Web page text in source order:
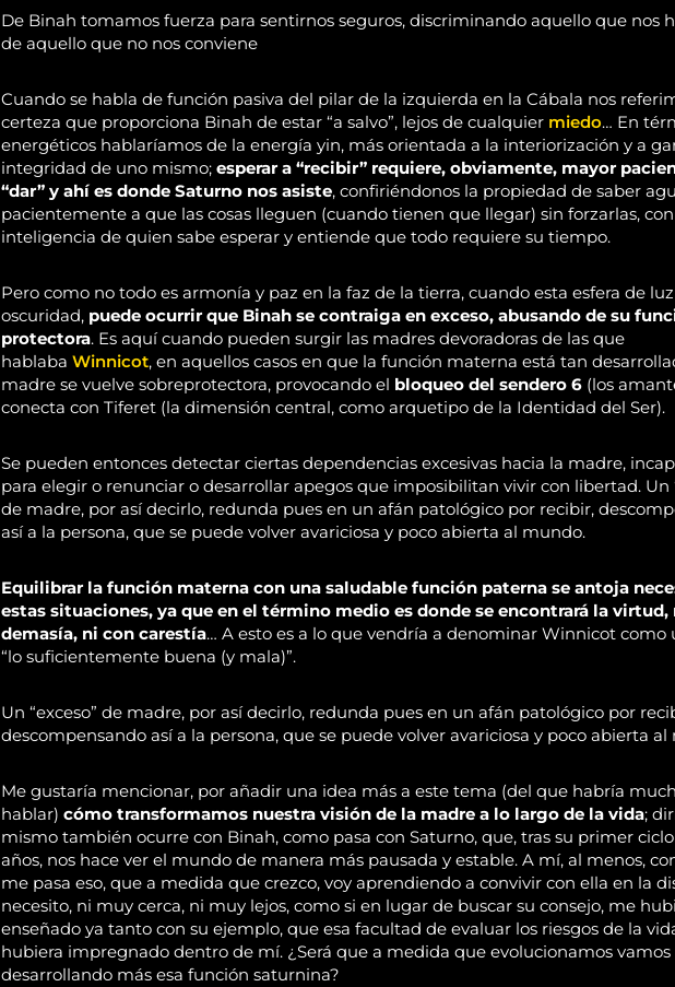
De Binah tomamos fuerza para sentirnos seguros, discriminando aquello que nos
de aquello que no nos conviene
Cuando se habla de función pasiva del pilar de la izquierda en la Cábala nos
certeza que proporciona Binah de estar “a salvo”, lejos de cualquier miedo… En
energéticos hablaríamos de la energía yin, más orientada a la interiorización y a
integridad de uno mismo; esperar a “recibir” requiere, obviamente, mayor
“dar” y ahí es donde Saturno nos asiste, confiriéndonos la propiedad de saber
pacientemente a que las cosas lleguen (cuando tienen que llegar) sin forzarlas,
inteligencia de quien sabe esperar y entiende que todo requiere su tiempo.
Pero como no todo es armonía y paz en la faz de la tierra, cuando esta esfera de
oscuridad, puede ocurrir que Binah se contraiga en exceso, abusando de su
protectora. Es aquí cuando pueden surgir las madres devoradoras de las que
hablaba Winnicot, en aquellos casos en que la función materna está tan
madre se vuelve sobreprotectora, provocando el bloqueo del sendero 6 (los
conecta con Tiferet (la dimensión central, como arquetipo de la Identidad del Ser).
Se pueden entonces detectar ciertas dependencias excesivas hacia la madre,
para elegir o renunciar o desarrollar apegos que imposibilitan vivir con libertad. Un
de madre, por así decirlo, redunda pues en un afán patológico por recibir,
así a la persona, que se puede volver avariciosa y poco abierta al mundo.
Equilibrar la función materna con una saludable función paterna se antoja
estas situaciones, ya que en el término medio es donde se encontrará la virtud,
demasía, ni con carestía… A esto es a lo que vendría a denominar Winnicot como
“lo suficientemente buena (y mala)”.
Un “exceso” de madre, por así decirlo, redunda pues en un afán patológico por
descompensando así a la persona, que se puede volver avariciosa y poco abierta
Me gustaría mencionar, por añadir una idea más a este tema (del que habría
hablar) cómo transformamos nuestra visión de la madre a lo largo de la vida;
mismo también ocurre con Binah, como pasa con Saturno, que, tras su primer
años, nos hace ver el mundo de manera más pausada y estable. A mí, al menos,
me pasa eso, que a medida que crezco, voy aprendiendo a convivir con ella en la
necesito, ni muy cerca, ni muy lejos, como si en lugar de buscar su consejo, me
enseñado ya tanto con su ejemplo, que esa facultad de evaluar los riesgos de la
hubiera impregnado dentro de mí. ¿Será que a medida que evolucionamos vamos
desarrollando más esa función saturnina?